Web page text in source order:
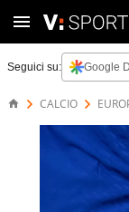
Seguici su: Google
CALCIO